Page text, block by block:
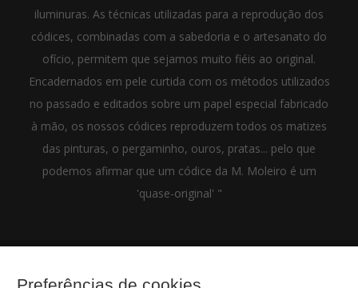
iluminuras. As técnicas utilizadas para a reprodução dos
códices, combinadas com a sabedoria e o artesanato do
ofício, permitem que sejamos muito fiéis ao original.
Encadernados em pele curtida com os métodos utilizados
no passado e editados sobre um papel especial fabricado
à mão, os nossos códices reproduzem todos os matizes
das pinturas, o pergaminho, ouros, pratas... pelo que
podemos afirmar que um códice da M. Moleiro é um
'quase-original' "